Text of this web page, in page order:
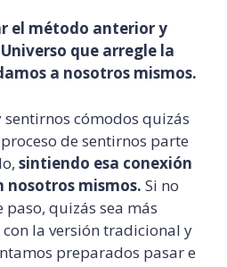
el método anterior y
que arregle la
a nosotros mismos.
sentirnos cómodos quizás
de sentirnos parte
sintiendo esa conexión
nosotros mismos. Si no
paso, quizás sea más
la versión tradicional y
preparados pasar e